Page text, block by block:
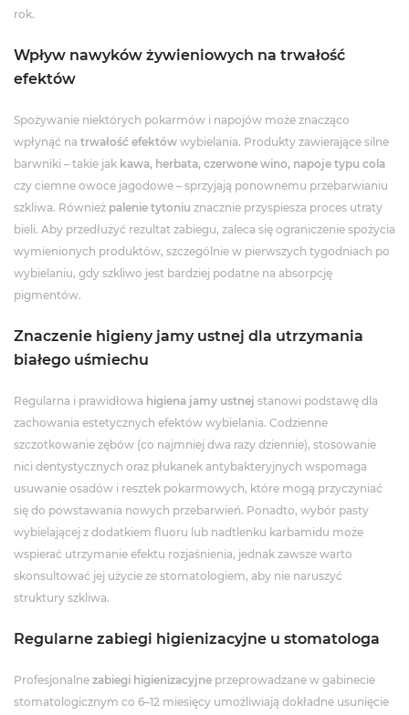
rok.
Wpływ nawyków żywieniowych na trwałość
efektów
Spożywanie niektórych pokarmów i napojów może znacząco
wpłynąć na trwałość efektów wybielania. Produkty zawierające silne
barwniki – takie jak kawa, herbata, czerwone wino, napoje typu cola
czy ciemne owoce jagodowe – sprzyjają ponownemu przebarwianiu
szkliwa. Również palenie tytoniu znacznie przyspiesza proces utraty
bieli. Aby przedłużyć rezultat zabiegu, zaleca się ograniczenie spożycia
wymienionych produktów, szczególnie w pierwszych tygodniach po
wybielaniu, gdy szkliwo jest bardziej podatne na absorpcję
pigmentów.
Znaczenie higieny jamy ustnej dla utrzymania
białego uśmiechu
Regularna i prawidłowa higiena jamy ustnej stanowi podstawę dla
zachowania estetycznych efektów wybielania. Codzienne
szczotkowanie zębów (co najmniej dwa razy dziennie), stosowanie
nici dentystycznych oraz płukanek antybakteryjnych wspomaga
usuwanie osadów i resztek pokarmowych, które mogą przyczyniać
się do powstawania nowych przebarwień. Ponadto, wybór pasty
wybielającej z dodatkiem fluoru lub nadtlenku karbamidu może
wspierać utrzymanie efektu rozjaśnienia, jednak zawsze warto
skonsultować jej użycie ze stomatologiem, aby nie naruszyć
struktury szkliwa.
Regularne zabiegi higienizacyjne u stomatologa
Profesjonalne zabiegi higienizacyjne przeprowadzane w gabinecie
stomatologicznym co 6–12 miesięcy umożliwiają dokładne usunięcie